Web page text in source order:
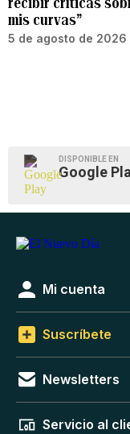
mis curvas”
5 de agosto de 2026
DISPONIBLE EN
Google
Mi cuenta
Suscríbete
Newsletters
Servicio al